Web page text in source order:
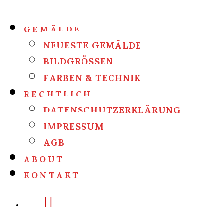
GEMÄLDE
NEUESTE GEMÄLDE
BILDGRÖSSEN
FARBEN & TECHNIK
RECHTLICH
DATENSCHUTZERKLÄRUNG
IMPRESSUM
AGB
ABOUT
KONTAKT